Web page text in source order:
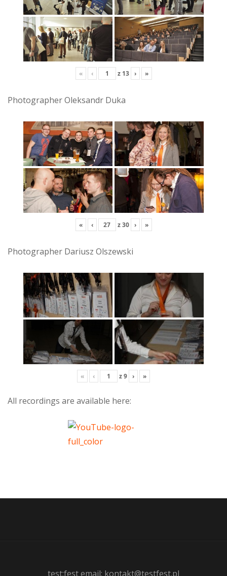
« ‹ z 13 › »
Photographer Oleksandr Duka
« ‹ z30 › »
Photographer Dariusz Olszewski
« ‹ z9 › »
All recordings are available here:
test:fest email: kontakt@testfest.pl